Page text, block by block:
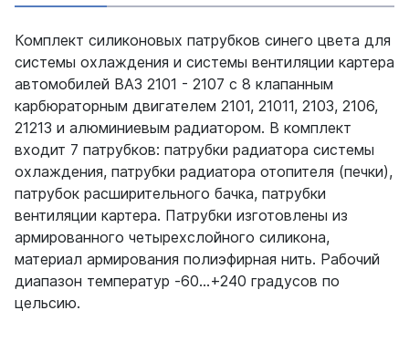
Комплект силиконовых патрубков синего цвета для
системы охлаждения и системы вентиляции картера
автомобилей ВАЗ 2101 - 2107 с 8 клапанным
карбюраторным двигателем 2101, 21011, 2103, 2106,
21213 и алюминиевым радиатором. В комплект
входит 7 патрубков: патрубки радиатора системы
охлаждения, патрубки радиатора отопителя (печки),
патрубок расширительного бачка, патрубки
вентиляции картера. Патрубки изготовлены из
армированного четырехслойного силикона,
материал армирования полиэфирная нить. Рабочий
диапазон температур -60…+240 градусов по
цельсию.